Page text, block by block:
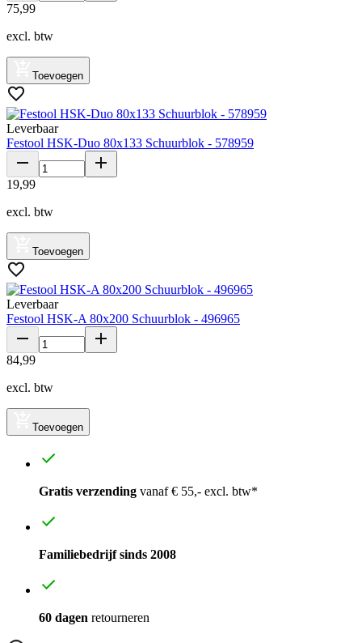
75,99
excl. btw
Toevoegen
Leverbaar
Festool HSK-Duo 80x133 Schuurblok - 578959
19,99
excl. btw
Toevoegen
Leverbaar
Festool HSK-A 80x200 Schuurblok - 496965
84,99
excl. btw
Toevoegen
Gratis verzending vanaf € 55,- excl. btw*
Familiebedrijf sinds 2008
60 dagen retourneren